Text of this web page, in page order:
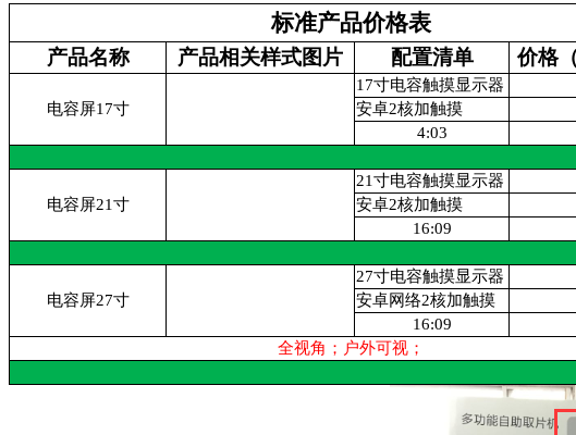
标准产品价格表
产品名称 产品相关样式图片 配置清单 价格
电容屏17寸
17寸电容触摸显示器
安卓2核加触摸
4:03
电容屏21寸
21寸电容触摸显示器
安卓2核加触摸
16:09
电容屏27寸
27寸电容触摸显示器
安卓网络2核加触摸
16:09
全视角；户外可视；